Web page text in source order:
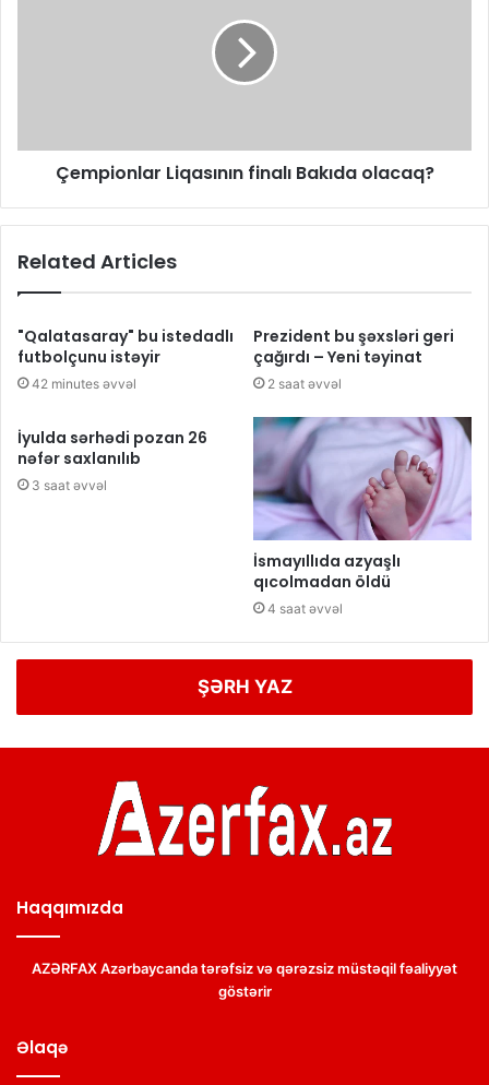
Çempionlar Liqasının finalı Bakıda olacaq?
Related Articles
"Qalatasaray" bu istedadlı
futbolçunu istəyir
42 minutes əvvəl
Prezident bu şəxsləri geri
çağırdı – Yeni təyinat
2 saat əvvəl
İyulda sərhədi pozan 26
nəfər saxlanılıb
3 saat əvvəl
İsmayıllıda azyaşlı
qıcolmadan öldü
4 saat əvvəl
ŞƏRH YAZ
Haqqımızda
AZƏRFAX Azərbaycanda tərəfsiz və qərəzsiz müstəqil fəaliyyət
göstərir
Əlaqə